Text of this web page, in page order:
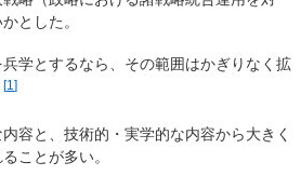
とした。
学とするなら、その範囲はかぎりなく拡
[1 ]
容と、技術的・実学的な内容から大きく
ことが多い。